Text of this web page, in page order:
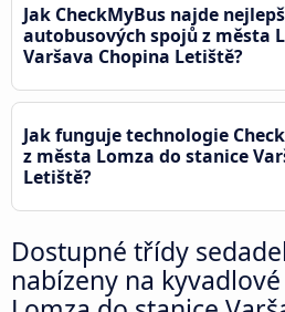
Jak CheckMyBus najde
autobusových spojů z města
Varšava Chopina Letiště?
Jak funguje technologie
z města Lomza do stanice
Letiště?
Dostupné třídy
nabízeny na